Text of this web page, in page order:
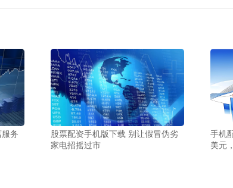
务
股票配资手机版下载 别让假冒伪劣
家电招摇过市
手机
美元